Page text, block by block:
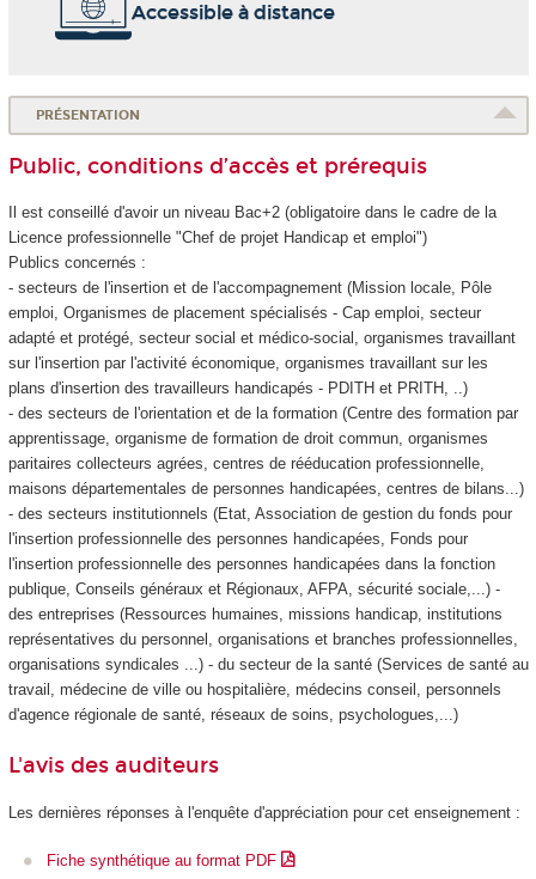
Accessible à distance
PRÉSENTATION
Public, conditions d’accès et prérequis
Il est conseillé d'avoir un niveau Bac+2 (obligatoire dans le cadre de la
Licence professionnelle "Chef de projet Handicap et emploi")
Publics concernés :
- secteurs de l'insertion et de l'accompagnement (Mission locale, Pôle
emploi, Organismes de placement spécialisés - Cap emploi, secteur
adapté et protégé, secteur social et médico-social, organismes travaillant
sur l'insertion par l'activité économique, organismes travaillant sur les
plans d'insertion des travailleurs handicapés - PDITH et PRITH, ..)
- des secteurs de l'orientation et de la formation (Centre des formation par
apprentissage, organisme de formation de droit commun, organismes
paritaires collecteurs agrées, centres de rééducation professionnelle,
maisons départementales de personnes handicapées, centres de bilans...)
- des secteurs institutionnels (Etat, Association de gestion du fonds pour
l'insertion professionnelle des personnes handicapées, Fonds pour
l'insertion professionnelle des personnes handicapées dans la fonction
publique, Conseils généraux et Régionaux, AFPA, sécurité sociale,...) -
des entreprises (Ressources humaines, missions handicap, institutions
représentatives du personnel, organisations et branches professionnelles,
organisations syndicales ...) - du secteur de la santé (Services de santé au
travail, médecine de ville ou hospitalière, médecins conseil, personnels
d'agence régionale de santé, réseaux de soins, psychologues,...)
L'avis des auditeurs
Les dernières réponses à l'enquête d'appréciation pour cet enseignement :
Fiche synthétique au format PDF